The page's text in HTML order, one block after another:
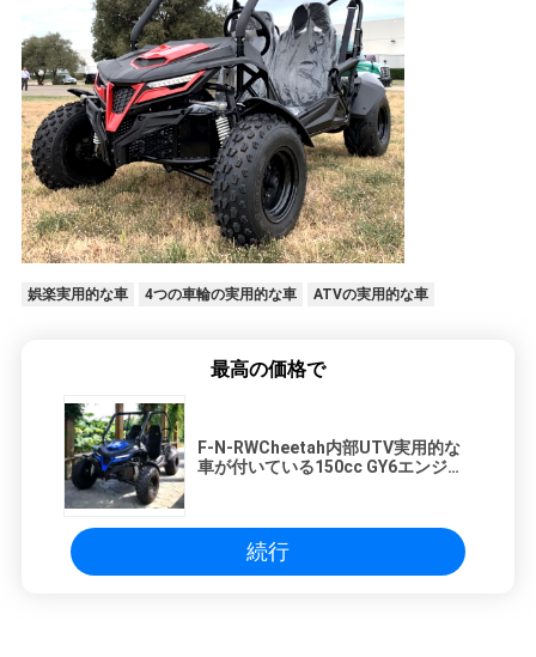
娯楽実用的な車 4つの車輪の実用的な車 ATVの実用的な車
最高の価格で
F-N-RWCheetah内部UTV実用的な
車が付いている150cc GY6エンジン
続行